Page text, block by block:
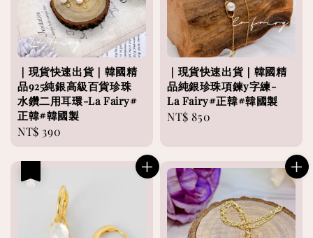
｜現貨快速出貨｜韓國精
品925純銀高級百貨珍珠
水鑽二用耳環-La Fairy#
正韓#韓國製
Regular
NT$ 390
｜現貨快速出貨｜韓國精
品純銀珍珠項鍊y字練-
La Fairy#正韓#韓國製
Regular
NT$ 850